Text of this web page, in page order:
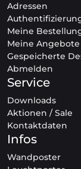
Adressen
Meine
Meine Angebote
Gespeicherte
Abmelden
Service
Downloads
Aktionen / Sale
Kontaktdaten
Infos
Wandposter